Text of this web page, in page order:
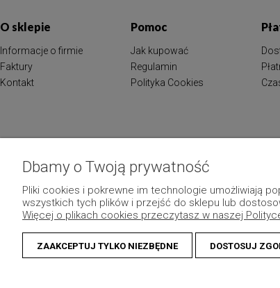
O sklepie
Informacje o firmie
Faktury
Kontakt
Pomoc
Jak kupować
Regulamin
Polityka Cookies
Dbamy o Twoją prywatność
Pliki cookies i pokrewne im technologie umożliwiają
wszystkich tych plików i przejść do sklepu lub
Więcej o plikach cookies przeczytasz w naszej
ZAAKCEPTUJ TYLKO NIEZBĘDNE DOSTOSUJ